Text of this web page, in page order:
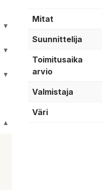
▼
▼
▼
▼
Mitat
Suunnittelija
Toimitusaika
arvio
Valmistaja
Väri